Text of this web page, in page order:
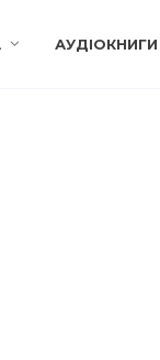
АУДІОКНИГИ